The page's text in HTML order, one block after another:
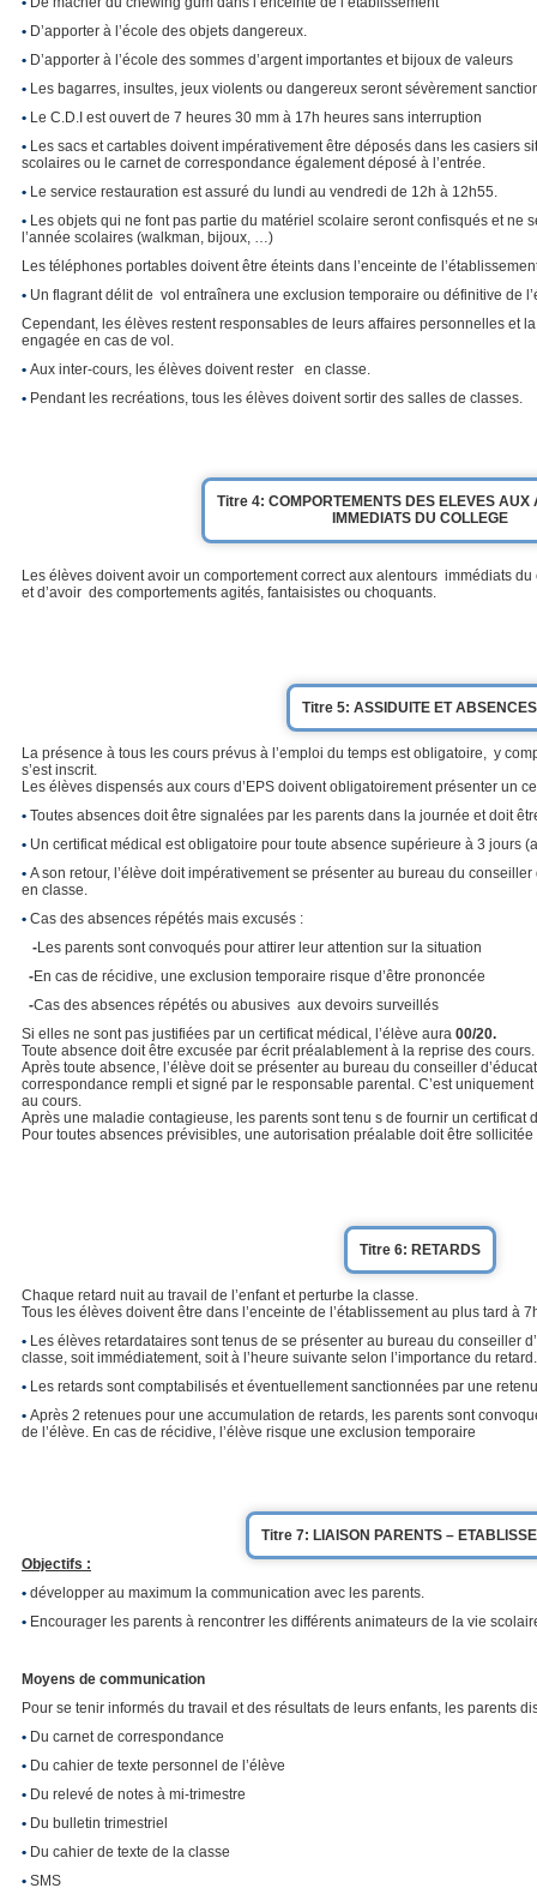
• D’apporter à l’école des objets dangereux.
• D’apporter à l’école des sommes d’argent importantes et bijoux de valeurs
• Les bagarres, insultes, jeux violents ou dangereux seront sévèrement
• Le C.D.I est ouvert de 7 heures 30 mm à 17h heures sans interruption
• Les sacs et cartables doivent impérativement être déposés dans les casiers
scolaires ou le carnet de correspondance également déposé à l’entrée.
• Le service restauration est assuré du lundi au vendredi de 12h à 12h55.
• Les objets qui ne font pas partie du matériel scolaire seront confisqués et ne
l’année scolaires (walkman, bijoux, …)
Les téléphones portables doivent être éteints dans l’enceinte de
• Un flagrant délit de vol entraînera une exclusion temporaire ou définitive de
Cependant, les élèves restent responsables de leurs affaires personnelles et
engagée en cas de vol.
• Aux inter-cours, les élèves doivent rester en classe.
• Pendant les recréations, tous les élèves doivent sortir des salles de classes.
Titre 4: COMPORTEMENTS DES ELEVES AUX
IMMEDIATS DU COLLEGE
Les élèves doivent avoir un comportement correct aux alentours immédiats
et d’avoir des comportements agités, fantaisistes ou choquants.
Titre 5: ASSIDUITE ET ABSENCES
La présence à tous les cours prévus à l’emploi du temps est obligatoire, y
s’est inscrit.
Les élèves dispensés aux cours d’EPS doivent obligatoirement présenter un
• Toutes absences doit être signalées par les parents dans la journée et doit
• Un certificat médical est obligatoire pour toute absence supérieure à 3
• A son retour, l’élève doit impérativement se présenter au bureau du
en classe.
• Cas des absences répétés mais excusés :
-Les parents sont convoqués pour attirer leur attention sur la situation
-En cas de récidive, une exclusion temporaire risque d’être prononcée
-Cas des absences répétés ou abusives aux devoirs surveillés
Si elles ne sont pas justifiées par un certificat médical, l’élève aura 00/20.
Toute absence doit être excusée par écrit préalablement à la reprise des cours.
Après toute absence, l’élève doit se présenter au bureau du conseiller
correspondance rempli et signé par le responsable parental. C’est
au cours.
Après une maladie contagieuse, les parents sont tenu s de fournir un certificat
Pour toutes absences prévisibles, une autorisation préalable doit être
Titre 6: RETARDS
Chaque retard nuit au travail de l’enfant et perturbe la classe.
Tous les élèves doivent être dans l’enceinte de l’établissement au plus tard à
• Les élèves retardataires sont tenus de se présenter au bureau du conseiller
classe, soit immédiatement, soit à l’heure suivante selon l’importance du retard.
• Les retards sont comptabilisés et éventuellement sanctionnées par une
• Après 2 retenues pour une accumulation de retards, les parents sont
de l’élève. En cas de récidive, l’élève risque une exclusion temporaire
Titre 7: LIAISON PARENTS –
Objectifs :
• développer au maximum la communication avec les parents.
• Encourager les parents à rencontrer les différents animateurs de la vie
Moyens de communication
Pour se tenir informés du travail et des résultats de leurs enfants, les parents
• Du carnet de correspondance
• Du cahier de texte personnel de l’élève
• Du relevé de notes à mi-trimestre
• Du bulletin trimestriel
• Du cahier de texte de la classe
• SMS